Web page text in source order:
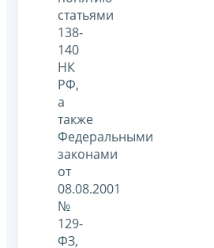
статьями
138-
140
НК
РФ,
а
также
Федеральными
законами
от
08.08.2001
№
129-
ФЗ,